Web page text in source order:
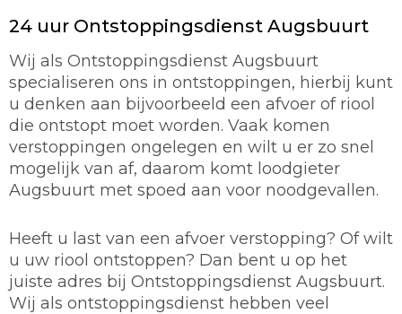
24 uur Ontstoppingsdienst Augsbuurt
Wij als Ontstoppingsdienst Augsbuurt
specialiseren ons in ontstoppingen, hierbij kunt
u denken aan bijvoorbeeld een afvoer of riool
die ontstopt moet worden. Vaak komen
verstoppingen ongelegen en wilt u er zo snel
mogelijk van af, daarom komt loodgieter
Augsbuurt met spoed aan voor noodgevallen.
Heeft u last van een afvoer verstopping? Of wilt
u uw riool ontstoppen? Dan bent u op het
juiste adres bij Ontstoppingsdienst Augsbuurt.
Wij als ontstoppingsdienst hebben veel